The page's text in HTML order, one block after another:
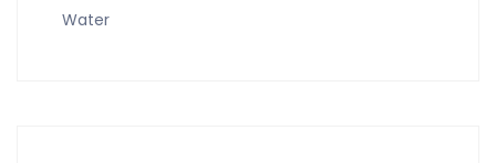
Water